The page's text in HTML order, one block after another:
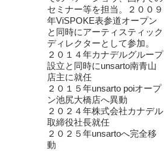
セミナー等を担当。２００９
年ViSPOKE表参道オープン
と同時にアーティスティック
ディレクターとして参加。
２０１４年カナデルグループ
設立と同時にunsarto南青山
店主に就任
２０１５年unsarto poiオープ
ン池尻大橋店へ異動
２０２４年株式会社カナデル
取締役社長就任
２０２５年unsartoへ完全移
動